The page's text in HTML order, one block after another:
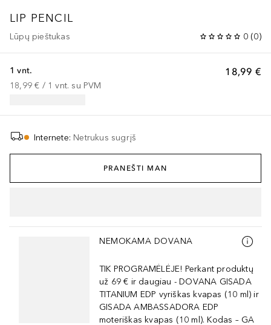
LIP PENCIL
Lūpų pieštukas 0 (0)
18,99 €
1 vnt.
18,99 € / 1 vnt. su PVM
Internete: Netrukus sugrįš
PRANEŠTI MAN
Praleisti slankiklį
NEMOKAMA DOVANA
TIK PROGRAMĖLĖJE! Perkant produktų
už 69 € ir daugiau - DOVANA GISADA
TITANIUM EDP vyriškas kvapas (10 ml) ir
GISADA AMBASSADORA EDP
moteriškas kvapas (10 ml). Kodas – GA